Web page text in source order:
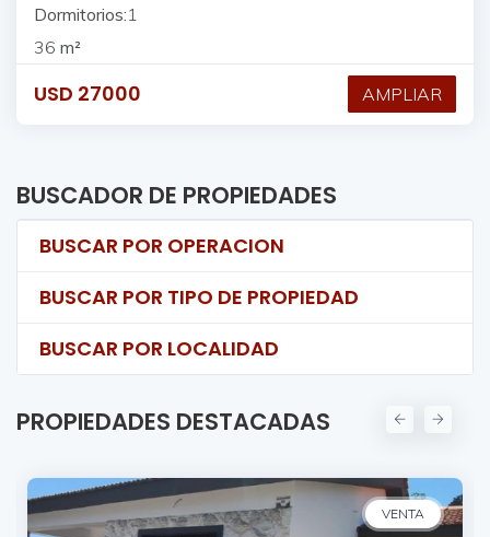
Dormitorios:1
36 m²
USD 27000 AMPLIAR
BUSCADOR DE PROPIEDADES
BUSCAR POR OPERACION
BUSCAR POR TIPO DE PROPIEDAD
BUSCAR POR LOCALIDAD
PROPIEDADES DESTACADAS
VENTA